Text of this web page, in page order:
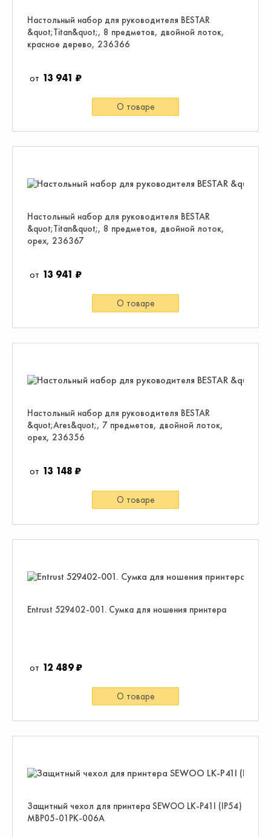
Настольный набор для руководителя BESTAR
&quot;Titan&quot;, 8 предметов, двойной лоток,
красное дерево, 236366
13 941 ₽
О товаре
Настольный набор для руководителя BESTAR
&quot;Titan&quot;, 8 предметов, двойной лоток,
орех, 236367
13 941 ₽
О товаре
Настольный набор для руководителя BESTAR
&quot;Ares&quot;, 7 предметов, двойной лоток,
орех, 236356
13 148 ₽
О товаре
Entrust 529402-001. Сумка для ношения принтера
12 489 ₽
О товаре
Защитный чехол для принтера SEWOO LK-P41I (IP54)
MBP05-01PK-006A